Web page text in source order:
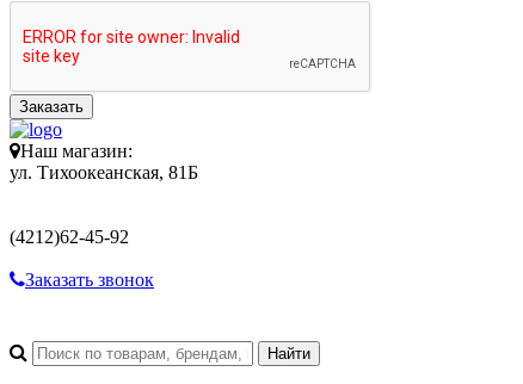
Заказать
Наш магазин:
ул. Тихоокеанская, 81Б
(4212)62-45-92
Заказать звонок